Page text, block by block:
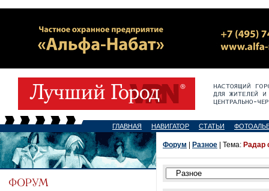
ГЛАВНАЯ НАВИГАТОР СТАТЬИ
Форум Разное | Тема: Радар